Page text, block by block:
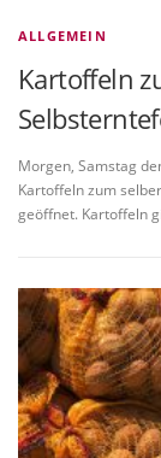
ALLGEMEIN
Kartoffeln
Morgen, Samstag
Kartoffeln zum
geöffnet. Kartoffeln